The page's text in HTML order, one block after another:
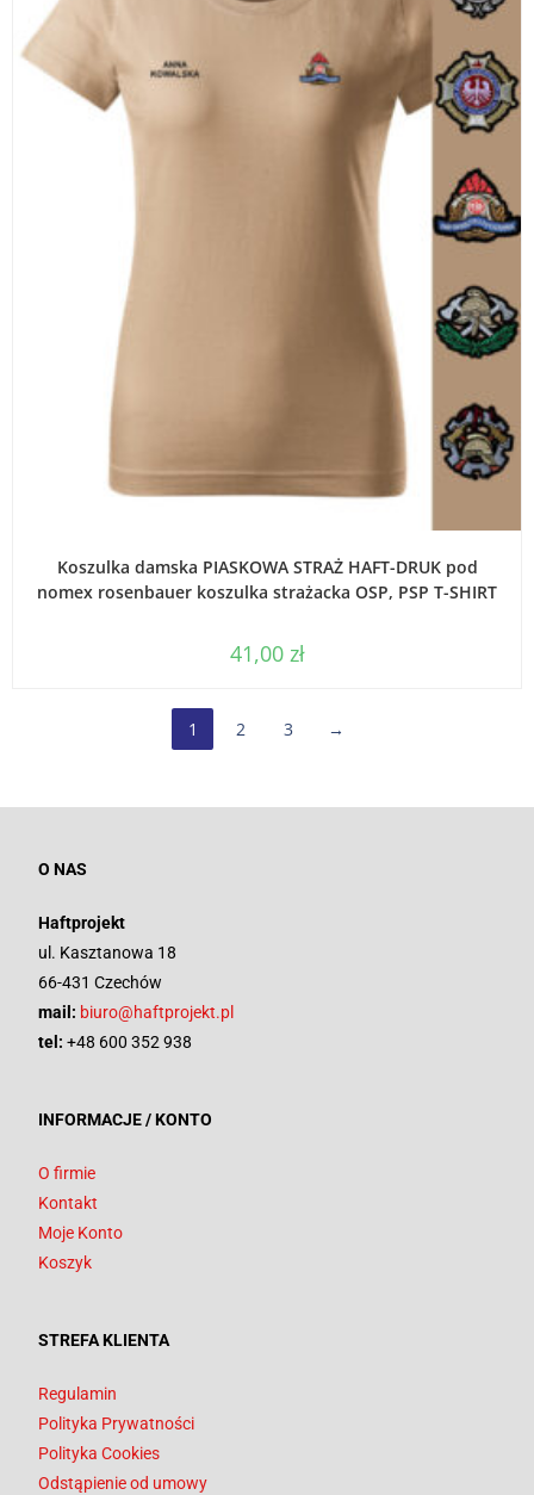
Koszulka damska PIASKOWA STRAŻ HAFT-DRUK pod
nomex rosenbauer koszulka strażacka OSP, PSP T-SHIRT
41,00 zł
1 2 3 →
O NAS
Haftprojekt
ul. Kasztanowa 18
66-431 Czechów
mail: biuro@haftprojekt.pl
tel: +48 600 352 938
INFORMACJE / KONTO
O firmie
Kontakt
Moje Konto
Koszyk
STREFA KLIENTA
Regulamin
Polityka Prywatności
Polityka Cookies
Odstąpienie od umowy